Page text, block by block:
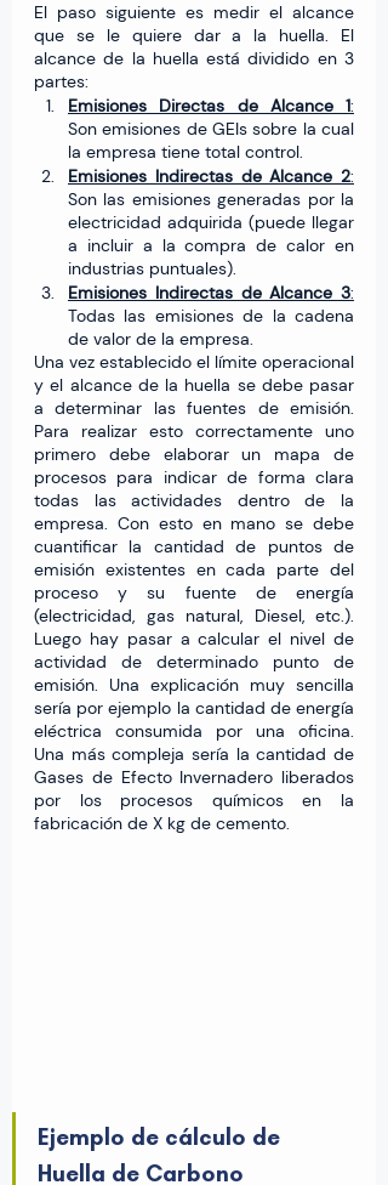
El paso siguiente es medir el alcance
que se le quiere dar a la huella. El
alcance de la huella está dividido en 3
partes:
Emisiones Directas de Alcance 1:
Son emisiones de GEIs sobre la cual
la empresa tiene total control.
Emisiones Indirectas de Alcance 2:
Son las emisiones generadas por la
electricidad adquirida (puede llegar
a incluir a la compra de calor en
industrias puntuales).
Emisiones Indirectas de Alcance 3:
Todas las emisiones de la cadena
de valor de la empresa.
Una vez establecido el límite operacional
y el alcance de la huella se debe pasar
a determinar las fuentes de emisión.
Para realizar esto correctamente uno
primero debe elaborar un mapa de
procesos para indicar de forma clara
todas las actividades dentro de la
empresa. Con esto en mano se debe
cuantificar la cantidad de puntos de
emisión existentes en cada parte del
proceso y su fuente de energía
(electricidad, gas natural, Diesel, etc.).
Luego hay pasar a calcular el nivel de
actividad de determinado punto de
emisión. Una explicación muy sencilla
sería por ejemplo la cantidad de energía
eléctrica consumida por una oficina.
Una más compleja sería la cantidad de
Gases de Efecto Invernadero liberados
por los procesos químicos en la
fabricación de X kg de cemento.
Ejemplo de cálculo de
Huella de Carbono